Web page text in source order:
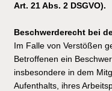
Art. 21 Abs. 2 DSGVO).
Beschwerderecht bei
Im Falle von Verstößen
Betroffenen ein
insbesondere in dem
Aufenthalts, ihres